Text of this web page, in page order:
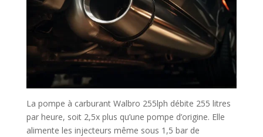
La pompe à carburant Walbro 255lph débite 255 litres
par heure, soit 2,5x plus qu’une pompe d’origine. Elle
alimente les injecteurs même sous 1,5 bar de